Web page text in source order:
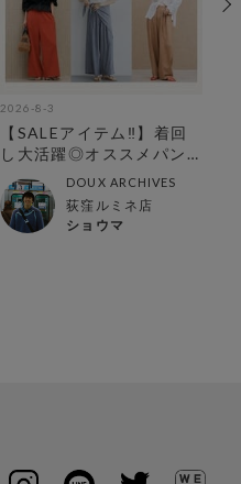
2026-8-3
【SALEアイテム‼︎】着回
し大活躍◎オススメパン
DOUX ARCHIVES
荻窪ルミネ店
ショウマ